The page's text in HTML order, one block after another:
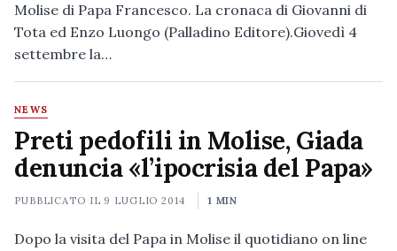
Molise di Papa Francesco. La cronaca di Giovanni di
Tota ed Enzo Luongo (Palladino Editore).Giovedì 4
settembre la…
NEWS
Preti pedofili in Molise, Giada
denuncia «l’ipocrisia del Papa»
PUBBLICATO IL 9 LUGLIO 2014 1 MIN
Dopo la visita del Papa in Molise il quotidiano on line